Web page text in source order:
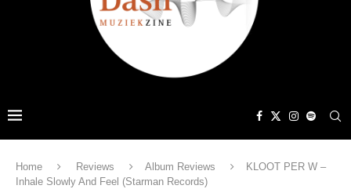
Home Reviews Album Reviews
KLOOT PER W –
Inhale Slowly And Feel (Starman Records)